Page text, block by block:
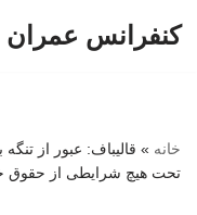
کنفرانس عمران
خانه »
تحت هیچ شرایطی از حقوق